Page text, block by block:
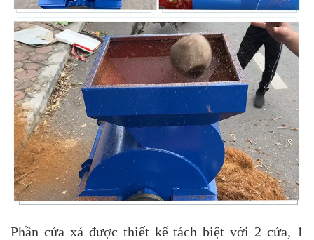
Phần cửa xả được thiết kế tách biệt với 2 cửa, 1